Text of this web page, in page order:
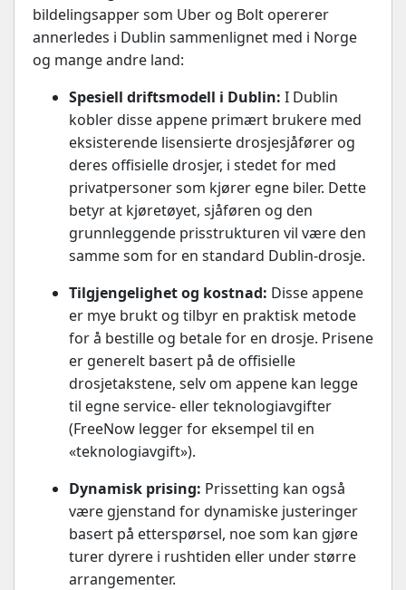
bildelingsapper som Uber og Bolt opererer
annerledes i Dublin sammenlignet med i Norge
og mange andre land:
Spesiell driftsmodell i Dublin: I Dublin
kobler disse appene primært brukere med
eksisterende lisensierte drosjesjåfører og
deres offisielle drosjer, i stedet for med
privatpersoner som kjører egne biler. Dette
betyr at kjøretøyet, sjåføren og den
grunnleggende prisstrukturen vil være den
samme som for en standard Dublin-drosje.
Tilgjengelighet og kostnad: Disse appene
er mye brukt og tilbyr en praktisk metode
for å bestille og betale for en drosje. Prisene
er generelt basert på de offisielle
drosjetakstene, selv om appene kan legge
til egne service- eller teknologiavgifter
(FreeNow legger for eksempel til en
«teknologiavgift»).
Dynamisk prising: Prissetting kan også
være gjenstand for dynamiske justeringer
basert på etterspørsel, noe som kan gjøre
turer dyrere i rushtiden eller under større
arrangementer.